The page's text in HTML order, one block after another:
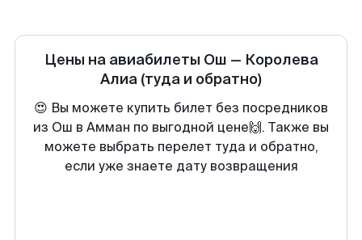
Цены на авиабилеты Ош — Королева
Алиа (туда и обратно)
😍 Вы можете купить билет без посредников
из Ош в Амман по выгодной цене🙌. Также вы
можете выбрать перелет туда и обратно,
если уже знаете дату возвращения